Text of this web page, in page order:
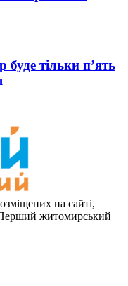
тільки п’ять
на сайті,
Перший житомирський